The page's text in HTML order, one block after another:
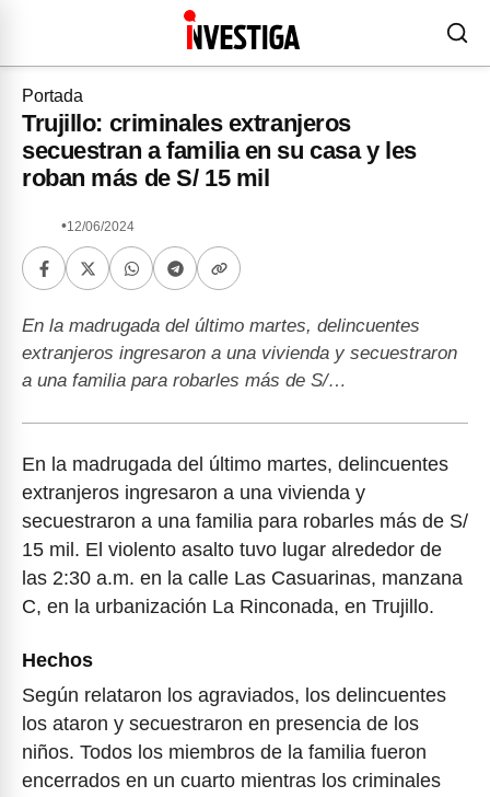
Portada
Trujillo: criminales extranjeros
secuestran a familia en su casa y les
roban más de S/ 15 mil
•12/06/2024
En la madrugada del último martes, delincuentes
extranjeros ingresaron a una vivienda y secuestraron
a una familia para robarles más de S/…
En la madrugada del último martes, delincuentes
extranjeros ingresaron a una vivienda y
secuestraron a una familia para robarles más de S/
15 mil. El violento asalto tuvo lugar alrededor de
las 2:30 a.m. en la calle Las Casuarinas, manzana
C, en la urbanización La Rinconada, en Trujillo.
Hechos
Según relataron los agraviados, los delincuentes
los ataron y secuestraron en presencia de los
niños. Todos los miembros de la familia fueron
encerrados en un cuarto mientras los criminales